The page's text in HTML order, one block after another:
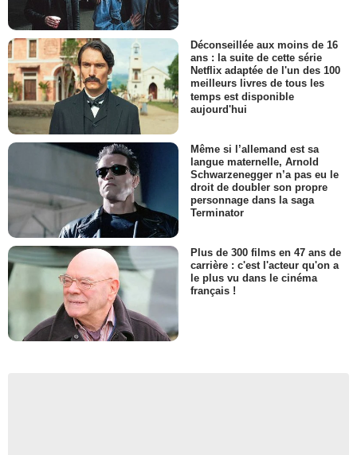
Déconseillée aux moins de 16
ans : la suite de cette série
Netflix adaptée de l'un des 100
meilleurs livres de tous les
temps est disponible
aujourd'hui
Même si l’allemand est sa
langue maternelle, Arnold
Schwarzenegger n’a pas eu le
droit de doubler son propre
personnage dans la saga
Terminator
Plus de 300 films en 47 ans de
carrière : c'est l'acteur qu'on a
le plus vu dans le cinéma
français !